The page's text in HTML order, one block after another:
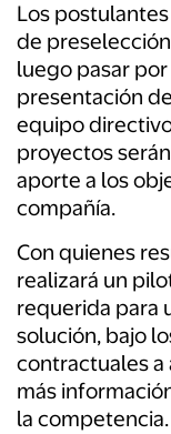
Los
de
luego pasar
presentación
equipo
proyectos
aporte a los
compañía.
Con quienes
realizará un
requerida para
solución, bajo
contractuales a
más
la competencia.